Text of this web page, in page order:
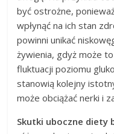
być ostrożne,
wpłynąć na ich stan
powinni unikać
żywienia, gdyż może
fluktuacji poziomu
stanowią kolejny
może obciążać nerki i
Skutki uboczne diety